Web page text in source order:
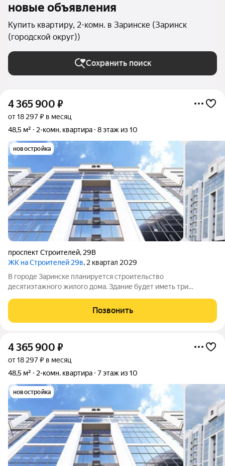
новые объявления
Купить квартиру, 2-комн. в Заринске (Заринск
(городской округ))
Сохранить поиск
4 365 900 ₽
от 18 297 ₽ в месяц
48,5 м²
2-комн. квартира 8 этаж из 10
новостройка
проспект Строителей, 29В
ЖК на Строителей 29в, 2 квартал 2029
В городе Заринске планируется строительство
десятиэтажного жилого дома. Здание будет иметь три
назначения на первом этаже. Входы в подъезды расположатся
Позвонить
4 365 900 ₽
от 18 297 ₽ в месяц
48,5 м²
2-комн. квартира 7 этаж из 10
новостройка